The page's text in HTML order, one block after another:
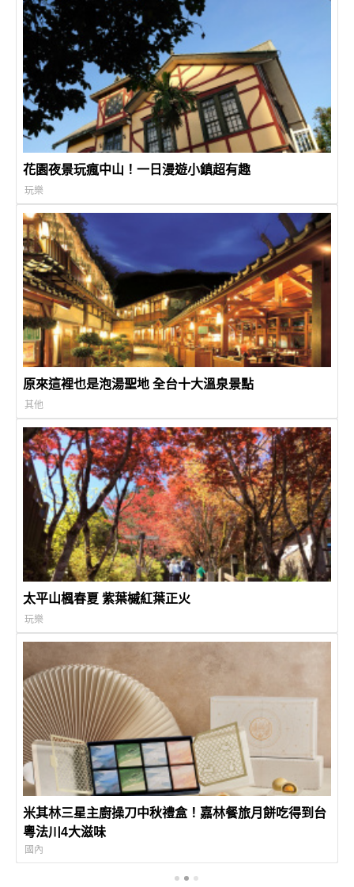
花園夜景玩瘋中山！一日漫遊小鎮超有趣
玩樂
原來這裡也是泡湯聖地 全台十大溫泉景點
其他
太平山楓春夏 紫葉槭紅葉正火
玩樂
米其林三星主廚操刀中秋禮盒！嘉林餐旅月餅吃得到台
粵法川4大滋味
國內